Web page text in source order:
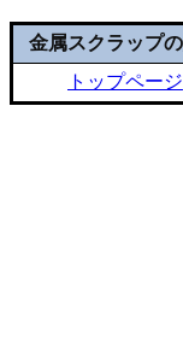
金属スクラップ
トップページ